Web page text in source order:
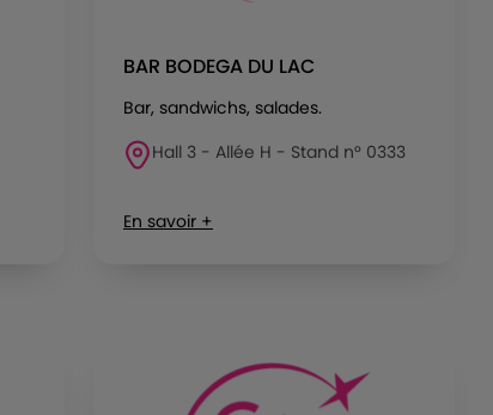
BAR BODEGA DU LAC
Bar, sandwichs, salades.
Hall 3 - Allée H - Stand n° 0333
En savoir +